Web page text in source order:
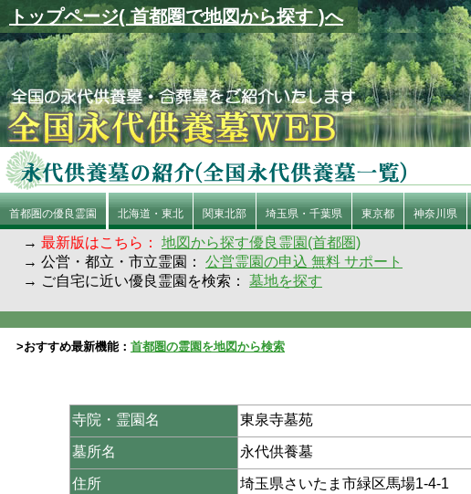
トップページ( 首都圏で地図から探す )へ
首都圏の優良霊園 北海道・東北 関東北部 埼玉県・千葉県 東京都 神奈川県
→ 最新版はこちら：
地図から探す優良霊園(首都圏)
→ 公営・都立・市立霊園： 公営霊園の申込 無料 サポート
→ ご自宅に近い優良霊園を検索： 墓地を探す
>おすすめ最新機能： 首都圏の霊園を地図から検索
寺院・霊園名 東泉寺墓苑
墓所名 永代供養墓
住所 埼玉県さいたま市緑区馬場1-4-1